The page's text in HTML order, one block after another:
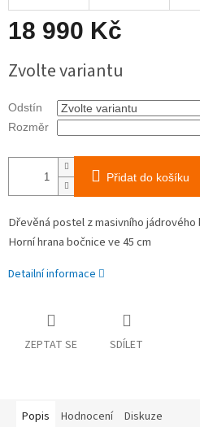
18 990 Kč
cena:
Zvolte variantu
Odstín
Rozměr
Přidat do košíku
Dřevěná postel z masivního
Horní hrana bočnice ve 45 cm
Detailní informace
ZEPTAT SE SDÍLET
Popis Hodnocení Diskuze